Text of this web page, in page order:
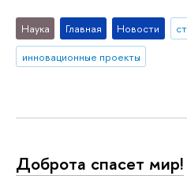
Наука Главная Новости
инновационные проекты
Доброта спасет мир!